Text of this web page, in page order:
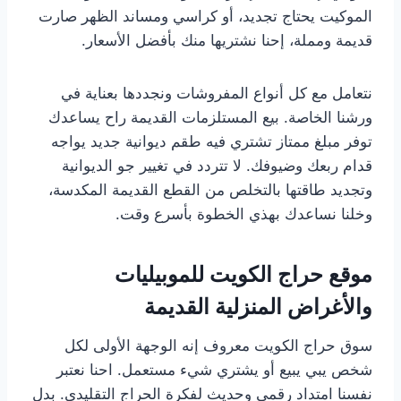
الموكيت يحتاج تجديد، أو كراسي ومساند الظهر صارت
قديمة ومملة، إحنا نشتريها منك بأفضل الأسعار.
نتعامل مع كل أنواع المفروشات ونجددها بعناية في
ورشنا الخاصة. بيع المستلزمات القديمة راح يساعدك
توفر مبلغ ممتاز تشتري فيه طقم ديوانية جديد يواجه
قدام ربعك وضيوفك. لا تتردد في تغيير جو الديوانية
وتجديد طاقتها بالتخلص من القطع القديمة المكدسة،
وخلنا نساعدك بهذي الخطوة بأسرع وقت.
موقع حراج الكويت للموبيليات
والأغراض المنزلية القديمة
سوق حراج الكويت معروف إنه الوجهة الأولى لكل
شخص يبي يبيع أو يشتري شيء مستعمل. احنا نعتبر
نفسنا امتداد رقمي وحديث لفكرة الحراج التقليدي. بدل